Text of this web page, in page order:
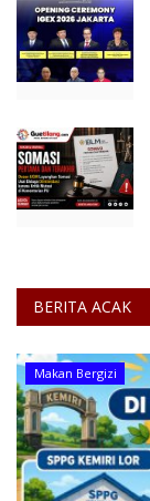
BERITA ACAK
Makan Bergizi